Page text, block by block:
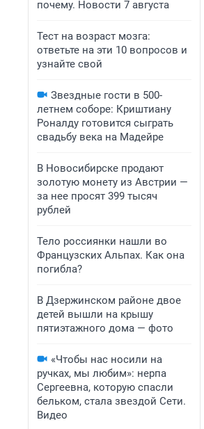
почему. Новости 7 августа
Тест на возраст мозга:
ответьте на эти 10 вопросов и
узнайте свой
Звездные гости в 500-
летнем соборе: Криштиану
Роналду готовится сыграть
свадьбу века на Мадейре
В Новосибирске продают
золотую монету из Австрии —
за нее просят 399 тысяч
рублей
Тело россиянки нашли во
Французских Альпах. Как она
погибла?
В Дзержинском районе двое
детей вышли на крышу
пятиэтажного дома — фото
«Чтобы нас носили на
ручках, мы любим»: нерпа
Сергеевна, которую спасли
бельком, стала звездой Сети.
Видео